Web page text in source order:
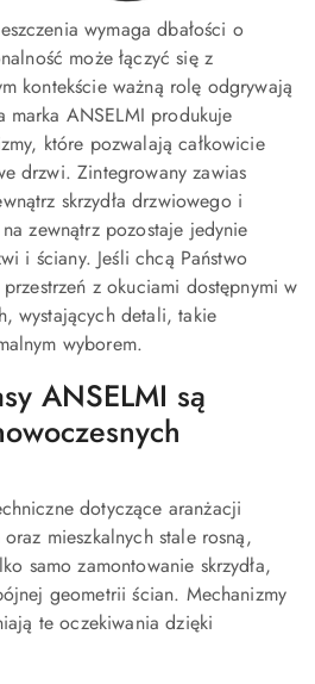
wymaga dbałości o
może łączyć się z
kontekście ważną rolę odgrywają
marka ANSELMI produkuje
które pozwalają całkowicie
drzwi. Zintegrowany zawias
skrzydła drzwiowego i
zewnątrz pozostaje jedynie
i ściany. Jeśli chcą Państwo
z okuciami dostępnymi w
wystających detali, takie
wyborem.
ANSELMI są
dotyczące aranżacji
mieszkalnych stale rosną,
samo zamontowanie skrzydła,
geometrii ścian. Mechanizmy
te oczekiwania dzięki